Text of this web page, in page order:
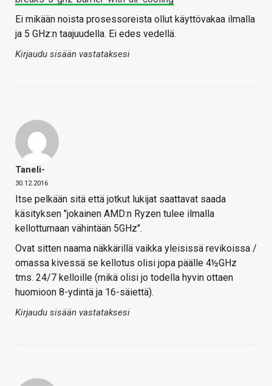
Ei mikään noista prosessoreista ollut käyttövakaa ilmalla
ja 5 GHz:n taajuudella. Ei edes vedellä.
Kirjaudu sisään vastataksesi
Taneli-
30.12.2016
Itse pelkään sitä että jotkut lukijat saattavat saada
käsityksen "jokainen AMD:n Ryzen tulee ilmalla
kellottumaan vähintään 5GHz".
Ovat sitten naama näkkärillä vaikka yleisissä revikoissa /
omassa kivessä se kellotus olisi jopa päälle 4½GHz
tms. 24/7 kelloille (mikä olisi jo todella hyvin ottaen
huomioon 8-ydintä ja 16-säiettä).
Kirjaudu sisään vastataksesi